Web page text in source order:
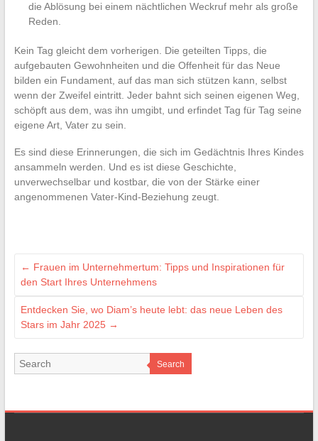
die Ablösung bei einem nächtlichen Weckruf mehr als große
Reden.
Kein Tag gleicht dem vorherigen. Die geteilten Tipps, die
aufgebauten Gewohnheiten und die Offenheit für das Neue
bilden ein Fundament, auf das man sich stützen kann, selbst
wenn der Zweifel eintritt. Jeder bahnt sich seinen eigenen Weg,
schöpft aus dem, was ihn umgibt, und erfindet Tag für Tag seine
eigene Art, Vater zu sein.
Es sind diese Erinnerungen, die sich im Gedächtnis Ihres Kindes
ansammeln werden. Und es ist diese Geschichte,
unverwechselbar und kostbar, die von der Stärke einer
angenommenen Vater-Kind-Beziehung zeugt.
← Frauen im Unternehmertum: Tipps und Inspirationen für
den Start Ihres Unternehmens
Entdecken Sie, wo Diam’s heute lebt: das neue Leben des
Stars im Jahr 2025 →
Search